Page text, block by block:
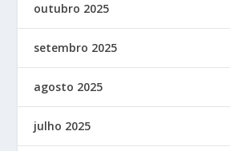
outubro 2025
setembro 2025
agosto 2025
julho 2025